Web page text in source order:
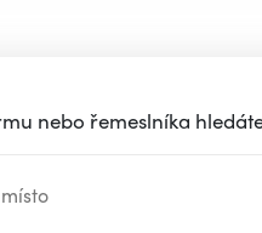
nebo řemeslníka